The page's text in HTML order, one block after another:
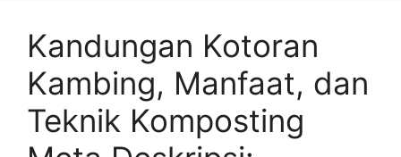
Kandungan Kotoran
Kambing, Manfaat, dan
Teknik Komposting